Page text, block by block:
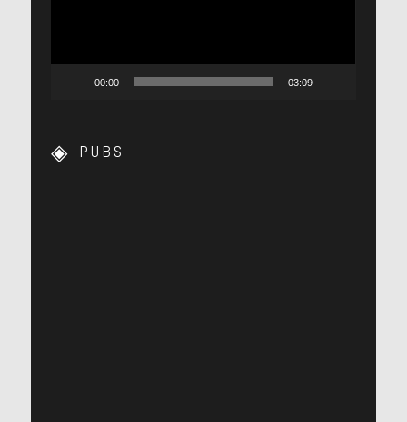
00:00 03:09
PUBS